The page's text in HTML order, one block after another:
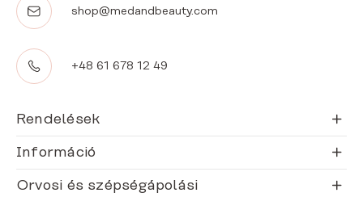
shop@medandbeauty.com
+48 61 678 12 49
Rendelések
Információ
Orvosi és szépségápolási